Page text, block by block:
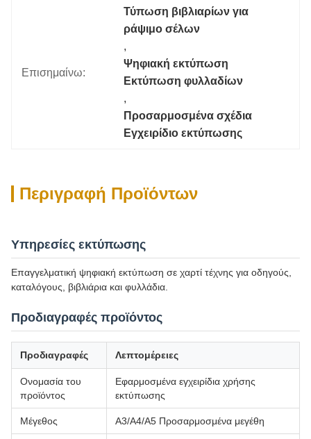
Επισημαίνω:
Τύπωση βιβλιαρίων για
ράψιμο σέλων
,
Ψηφιακή εκτύπωση
Εκτύπωση φυλλαδίων
,
Προσαρμοσμένα σχέδια
Εγχειρίδιο εκτύπωσης
Περιγραφή Προϊόντων
Υπηρεσίες εκτύπωσης
Επαγγελματική ψηφιακή εκτύπωση σε χαρτί τέχνης για οδηγούς,
καταλόγους, βιβλιάρια και φυλλάδια.
Προδιαγραφές προϊόντος
Προδιαγραφές Λεπτομέρειες
Ονομασία του
προϊόντος
Εφαρμοσμένα εγχειρίδια χρήσης
εκτύπωσης
Μέγεθος Α3/Α4/Α5 Προσαρμοσμένα μεγέθη